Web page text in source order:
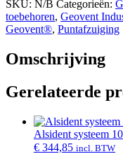
SKU: N/B Categorieën:
toebehoren, Geovent
Geovent®, Puntafzuiging
Omschrijving
Gerelateerde
Alsident systeem
€ 344,85 incl. BTW